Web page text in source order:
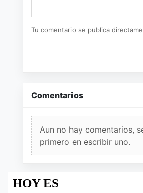
Tu comentario se publica
Comentarios
Aun no hay comentarios,
primero en escribir uno.
HOY ES